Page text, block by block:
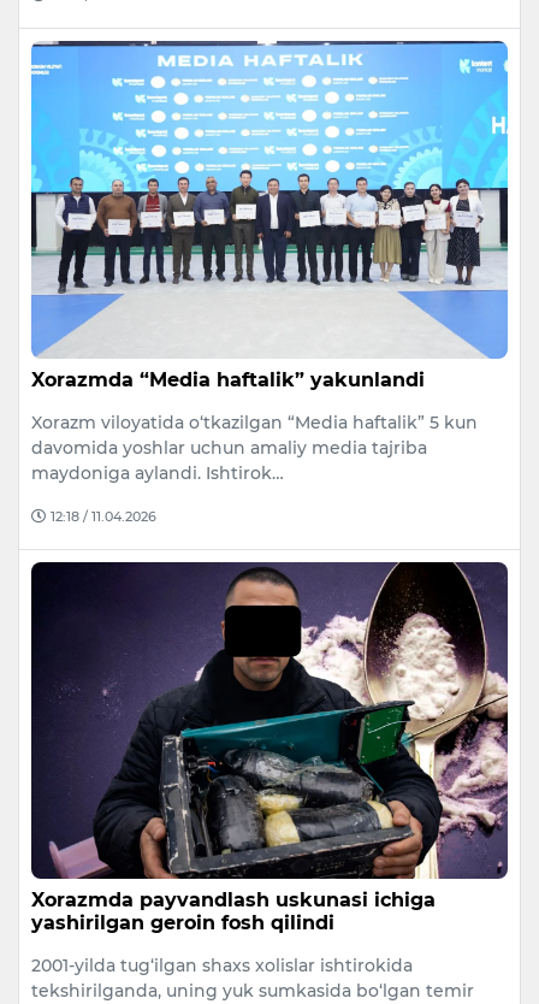
Xorazmda “Media haftalik” yakunlandi
Xorazm viloyatida o‘tkazilgan “Media haftalik” 5 kun
davomida yoshlar uchun amaliy media tajriba
maydoniga aylandi. Ishtirok…
12:18 / 11.04.2026
Xorazmda payvandlash uskunasi ichiga
yashirilgan geroin fosh qilindi
2001-yilda tug‘ilgan shaxs xolislar ishtirokida
tekshirilganda, uning yuk sumkasida bo‘lgan temir